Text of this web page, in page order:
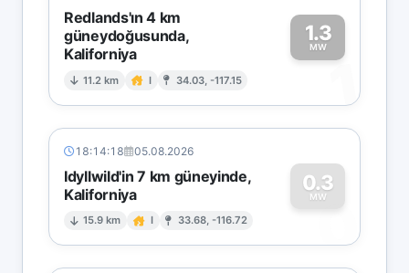
Redlands'ın 4 km
güneydoğusunda,
Kaliforniya
11.2 km I 34.03, -117.15
1.3
MW
1
18:14:18 05.08.2026
Idyllwild'in 7 km güneyinde,
Kaliforniya
15.9 km I 33.68, -116.72
0.3
MW
0